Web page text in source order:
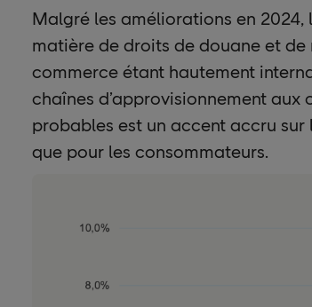
Malgré les améliorations en
matière de droits de douane et de
commerce étant hautement
chaînes d’approvisionnement aux
probables est un accent accru
que pour les consommateurs.